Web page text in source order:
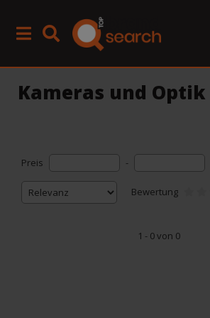
Kameras und Optik
Preis -
Bewertung
1 - 0 von 0